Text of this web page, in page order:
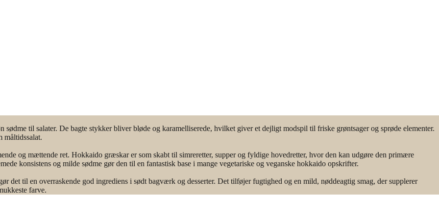
til salater. De bagte stykker bliver bløde og karamelliserede, hvilket giver et dejligt modspil til friske grøntsager og sprøde elementer.
måltidssalat.
og mættende ret. Hokkaido græskar er som skabt til simreretter, supper og fyldige hovedretter, hvor den kan udgøre den primære
konsistens og milde sødme gør den til en fantastisk base i mange vegetariske og veganske hokkaido opskrifter.
det til en overraskende god ingrediens i sødt bagværk og desserter. Det tilføjer fugtighed og en mild, nøddeagtig smag, der supplerer
farve.